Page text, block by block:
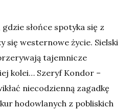
słońce spotyka się z
się westernowe życie. Sielski
tajemnicze
kolei… Szeryf Kondor –
niecodzienną zagadkę
hodowlanych z pobliskich